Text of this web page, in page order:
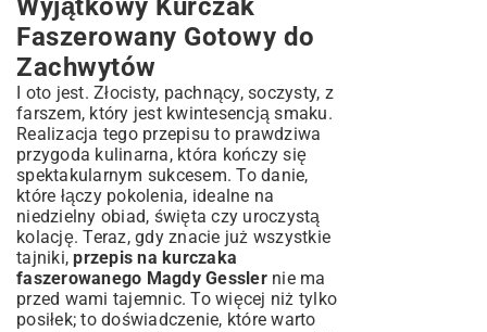
Wyjątkowy Kurczak
Faszerowany Gotowy do
Zachwytów
I oto jest. Złocisty, pachnący, soczysty, z
farszem, który jest kwintesencją smaku.
Realizacja tego przepisu to prawdziwa
przygoda kulinarna, która kończy się
spektakularnym sukcesem. To danie,
które łączy pokolenia, idealne na
niedzielny obiad, święta czy uroczystą
kolację. Teraz, gdy znacie już wszystkie
tajniki,przepis na kurczaka
faszerowanego Magdy Gesslernie ma
przed wami tajemnic. To więcej niż tylko
posiłek; to doświadczenie, które warto